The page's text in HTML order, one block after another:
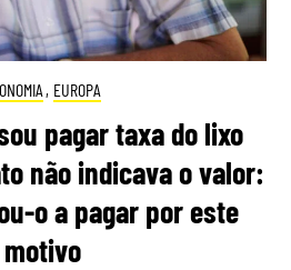
, EUROPA
pagar taxa do lixo
não indicava o valor:
o a pagar por este
motivo